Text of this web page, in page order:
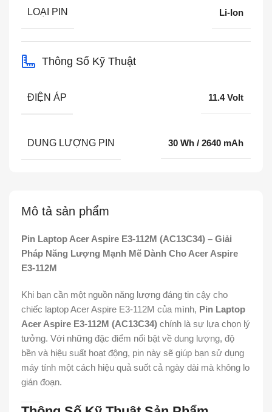
Mô tả sản phẩm
Pin Laptop Acer Aspire E3-112M (AC13C34) – Giải
Pháp Năng Lượng Mạnh Mẽ Dành Cho Acer Aspire
E3-112M
Khi bạn cần một nguồn năng lượng đáng tin cậy cho
chiếc laptop Acer Aspire E3-112M của mình, Pin Laptop
Acer Aspire E3-112M (AC13C34) chính là sự lựa chọn lý
tưởng. Với những đặc điểm nổi bật về dung lượng, độ
bền và hiệu suất hoạt động, pin này sẽ giúp bạn sử dụng
máy tính một cách hiệu quả suốt cả ngày dài mà không lo
gián đoạn.
LOẠI PIN Li-Ion
Thông Số Kỹ Thuật
ĐIỆN ÁP 11.4 Volt
DUNG LƯỢNG PIN 30 Wh / 2640 mAh